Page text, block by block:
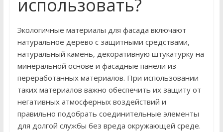
использовать?
Экологичные материалы для фасада включают
натуральное дерево с защитными средствами,
натуральный камень, декоративную штукатурку на
минеральной основе и фасадные панели из
переработанных материалов. При использовании
таких материалов важно обеспечить их защиту от
негативных атмосферных воздействий и
правильно подобрать соединительные элементы
для долгой службы без вреда окружающей среде.